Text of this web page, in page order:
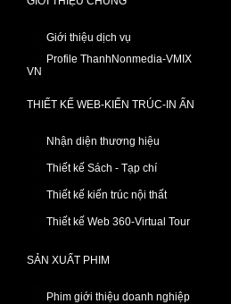
Giới thiệu dịch vụ
Profile ThanhNonmedia-VMIX
VN
THIẾT KẾ WEB-KIẾN TRÚC-IN ẤN
Nhận diện thương hiệu
Thiết kế Sách - Tạp chí
Thiết kế kiến trúc nội thất
Thiết kế Web 360-Virtual Tour
SẢN XUẤT PHIM
Phim giới thiệu doanh nghiệp